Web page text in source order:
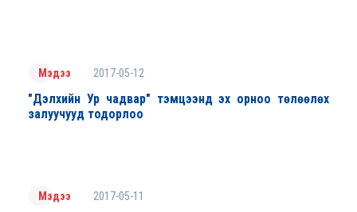
Мэдээ 2017-05-12
"Дэлхийн Ур чадвар" тэмцээнд эх орноо төлөөлөх
залуучууд тодорлоо
Мэдээ 2017-05-11